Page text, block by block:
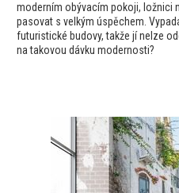
moderním obývacím pokoji, ložnici
pasovat s velkým úspěchem.
futuristické budovy, takže jí nelze
na takovou dávku modernosti?